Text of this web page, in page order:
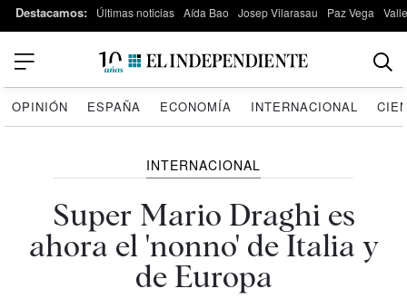
Destacamos: Últimas noticias Aída Bao Josep Vilarasau Paz Vega
OPINIÓN ESPAÑA ECONOMÍA INTERNACIONAL
INTERNACIONAL
Super Mario Draghi es
ahora el 'nonno' de Italia y
de Europa